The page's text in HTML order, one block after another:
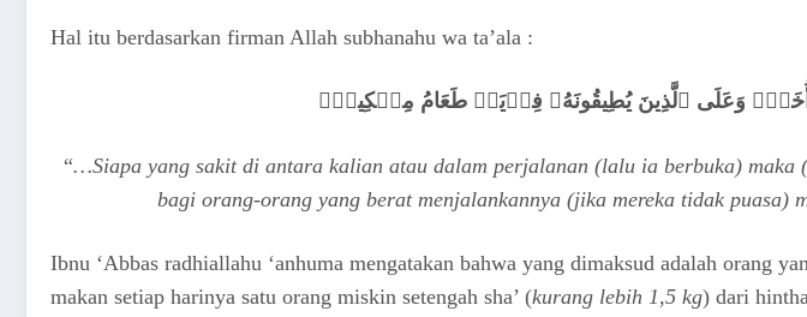
Hal itu berdasarkan firman Allah subhanahu wa ta’ala :
وَعَلَى ٱلَّذِينَ يُطِيقُونَهُۥ فِدۡيَةٞ طَعَامُ مِسۡكِينٖۖ
“…Siapa yang sakit di antara kalian atau dalam perjalanan (lalu ia berbuka)
bagi orang-orang yang berat menjalankannya (jika mereka tidak puasa)
Ibnu ‘Abbas radhiallahu ‘anhuma mengatakan bahwa yang dimaksud adalah orang
makan setiap harinya satu orang miskin setengah sha’ (kurang lebih 1,5 kg) dari